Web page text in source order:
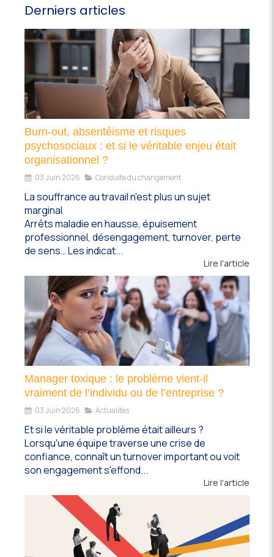
Derniers articles
Burn-out, absentéisme et risques
psychosociaux : et si le véritable enjeu était
organisationnel ?
03 Juin 2026 Conduite du changement
La souffrance au travail n'est plus un sujet
marginal
Arrêts maladie en hausse, épuisement
professionnel, désengagement, turnover, perte
de sens… Les indicat...
Lire l'article
Manager toxique : le problème vient-il
vraiment de l’individu ou de l’entreprise ?
03 Juin 2026 Actualités
Et si le véritable problème était ailleurs ?
Lorsqu'une équipe traverse une crise de
confiance, connaît un turnover important ou voit
son engagement s'effond...
Lire l'article